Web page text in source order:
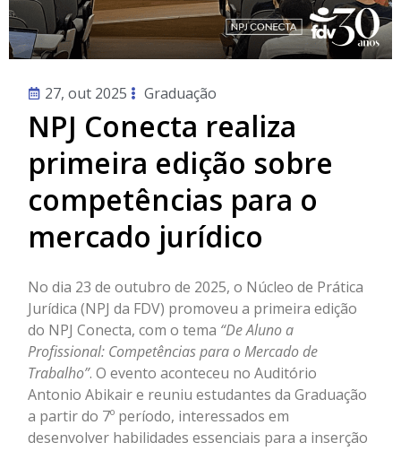
27, out 2025 Graduação
NPJ Conecta realiza
primeira edição sobre
competências para o
mercado jurídico
No dia 23 de outubro de 2025, o Núcleo de Prática
Jurídica (NPJ da FDV) promoveu a primeira edição
do NPJ Conecta, com o tema “De Aluno a
Profissional: Competências para o Mercado de
Trabalho”. O evento aconteceu no Auditório
Antonio Abikair e reuniu estudantes da Graduação
a partir do 7º período, interessados em
desenvolver habilidades essenciais para a inserção